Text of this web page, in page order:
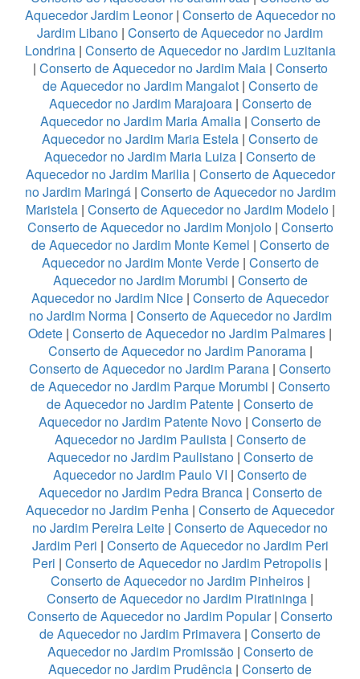
Aquecedor Jardim Leonor| Conserto de Aquecedor no
Jardim Libano | Conserto de Aquecedor no Jardim
Londrina| Conserto de Aquecedor no Jardim Luzitania
| Conserto de Aquecedor no Jardim Maia| Conserto
de Aquecedor no Jardim Mangalot| Conserto de
Aquecedor no Jardim Marajoara| Conserto de
Aquecedor no Jardim Maria Amalia| Conserto de
Aquecedor no Jardim Maria Estela | Conserto de
Aquecedor no Jardim Maria Luiza | Conserto de
Aquecedor no Jardim Marilia| Conserto de Aquecedor
no Jardim Maringá| Conserto de Aquecedor no Jardim
Maristela| Conserto de Aquecedor no Jardim Modelo|
Conserto de Aquecedor no Jardim Monjolo| Conserto
de Aquecedor no Jardim Monte Kemel | Conserto de
Aquecedor no Jardim Monte Verde| Conserto de
Aquecedor no Jardim Morumbi | Conserto de
Aquecedor no Jardim Nice | Conserto de Aquecedor
no Jardim Norma| Conserto de Aquecedor no Jardim
Odete | Conserto de Aquecedor no Jardim Palmares |
Conserto de Aquecedor no Jardim Panorama|
Conserto de Aquecedor no Jardim Parana | Conserto
de Aquecedor no Jardim Parque Morumbi | Conserto
de Aquecedor no Jardim Patente | Conserto de
Aquecedor no Jardim Patente Novo | Conserto de
Aquecedor no Jardim Paulista| Conserto de
Aquecedor no Jardim Paulistano| Conserto de
Aquecedor no Jardim Paulo VI | Conserto de
Aquecedor no Jardim Pedra Branca| Conserto de
Aquecedor no Jardim Penha | Conserto de Aquecedor
no Jardim Pereira Leite | Conserto de Aquecedor no
Jardim Peri | Conserto de Aquecedor no Jardim Peri
Peri | Conserto de Aquecedor no Jardim Petropolis |
Conserto de Aquecedor no Jardim Pinheiros|
Conserto de Aquecedor no Jardim Piratininga |
Conserto de Aquecedor no Jardim Popular| Conserto
de Aquecedor no Jardim Primavera | Conserto de
Aquecedor no Jardim Promissão| Conserto de
Aquecedor no Jardim Prudência | Conserto de